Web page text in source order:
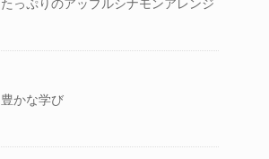
豊かな学び